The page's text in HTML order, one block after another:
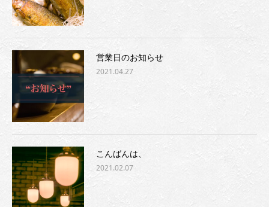
営業日のお知らせ
2021.04.27
こんばんは、
2021.02.07